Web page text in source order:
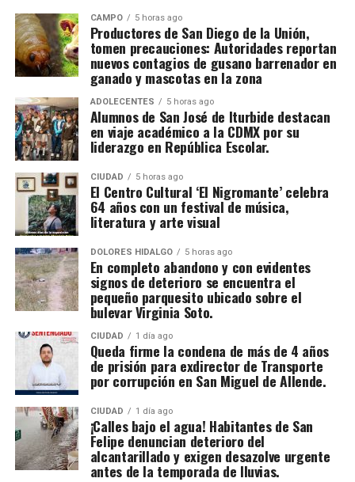
CAMPO 5 horas ago
Productores de San Diego de la Unión,
tomen precauciones: Autoridades reportan
nuevos contagios de gusano barrenador en
ganado y mascotas en la zona
ADOLECENTES 5 horas ago
Alumnos de San José de Iturbide destacan
en viaje académico a la CDMX por su
liderazgo en República Escolar.
CIUDAD 5 horas ago
El Centro Cultural ‘El Nigromante’ celebra
64 años con un festival de música,
literatura y arte visual
DOLORES HIDALGO 5 horas ago
En completo abandono y con evidentes
signos de deterioro se encuentra el
pequeño parquesito ubicado sobre el
bulevar Virginia Soto.
CIUDAD 1 día ago
Queda firme la condena de más de 4 años
de prisión para exdirector de Transporte
por corrupción en San Miguel de Allende.
CIUDAD 1 día ago
¡Calles bajo el agua! Habitantes de San
Felipe denuncian deterioro del
alcantarillado y exigen desazolve urgente
antes de la temporada de lluvias.